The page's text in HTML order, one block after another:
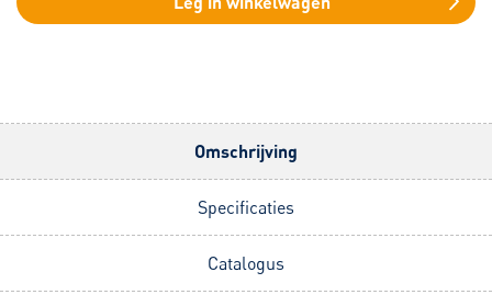
Omschrijving
Specificaties
Catalogus